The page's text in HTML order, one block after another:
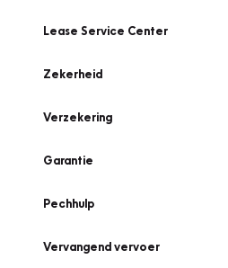
Lease Service Center
Zekerheid
Verzekering
Garantie
Pechhulp
Vervangend vervoer